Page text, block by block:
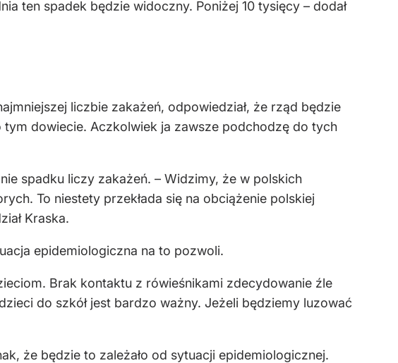
ten spadek będzie widoczny. Poniżej 10 tysięcy – dodał
liczbie zakażeń, odpowiedział, że rząd będzie
dowiecie. Aczkolwiek ja zawsze podchodzę do tych
spadku liczy zakażeń. – Widzimy, że w polskich
To niestety przekłada się na obciążenie polskiej
Kraska.
epidemiologiczna na to pozwoli.
Brak kontaktu z rówieśnikami zdecydowanie źle
do szkół jest bardzo ważny. Jeżeli będziemy luzować
że będzie to zależało od sytuacji epidemiologicznej.